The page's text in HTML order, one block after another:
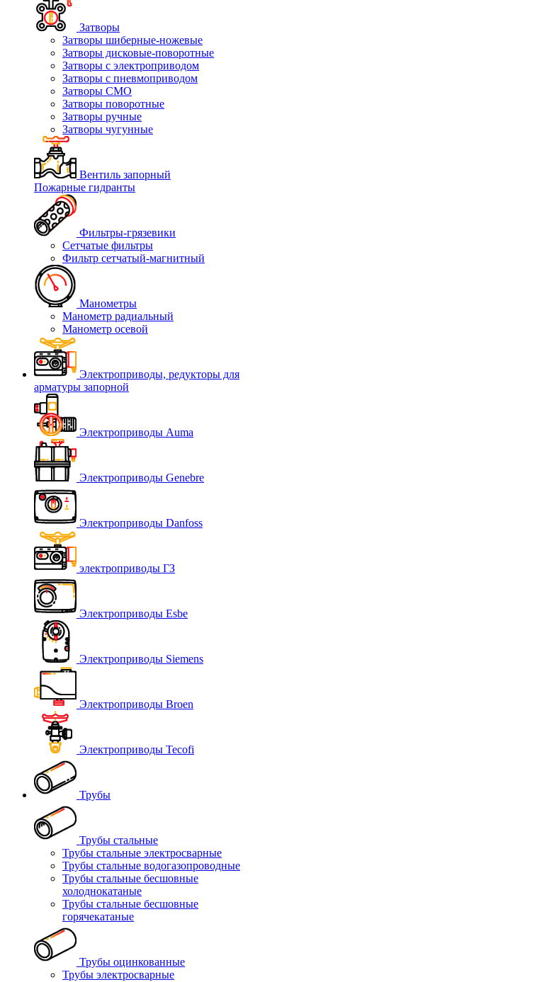
Затворы
Затворы шиберные-ножевые
Затворы дисковые-поворотные
Затворы с электроприводом
Затворы с пневмоприводом
Затворы СМО
Затворы поворотные
Затворы ручные
Затворы чугунные
Вентиль запорный
Пожарные гидранты
Фильтры-грязевики
Сетчатые фильтры
Фильтр сетчатый-магнитный
Манометры
Манометр радиальный
Манометр осевой
Электроприводы, редукторы для
арматуры запорной
Электроприводы Auma
Электроприводы Genebre
Электроприводы Danfoss
электроприводы ГЗ
Электроприводы Esbe
Электроприводы Siemens
Электроприводы Broen
Электроприводы Tecofi
Трубы
Трубы стальные
Трубы стальные электросварные
Трубы стальные водогазопроводные
Трубы стальные бесшовные
холоднокатаные
Трубы стальные бесшовные
горячекатаные
Трубы оцинкованные
Трубы электросварные